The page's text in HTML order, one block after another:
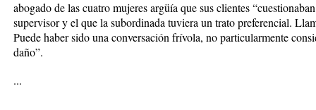
abogado de las cuatro mujeres argüía que sus clientes
supervisor y el que la subordinada tuviera un trato preferencial.
Puede haber sido una conversación frívola, no particularmente
daño”.
...